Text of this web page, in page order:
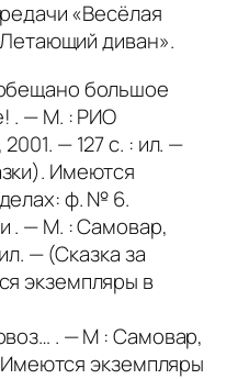
«Весёлая
диван».
большое
. — М. : РИО
— 127 с. : ил. —
Имеются
ф. № 6.
. — М. : Самовар,
— (Сказка за
экземпляры в
. — М : Самовар,
Имеются экземпляры